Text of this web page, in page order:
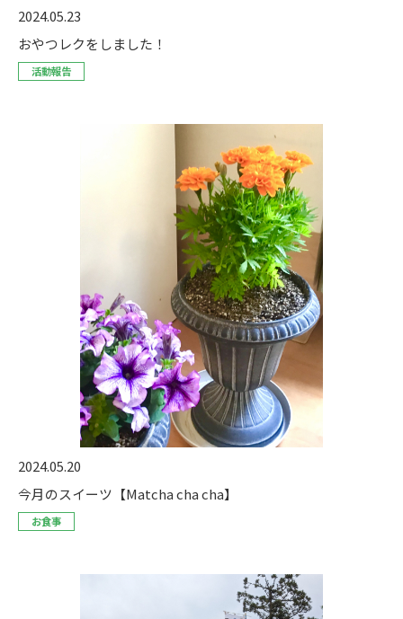
2024.05.23
おやつレクをしました！
活動報告
2024.05.20
今月のスイーツ【Matcha cha cha】
お食事